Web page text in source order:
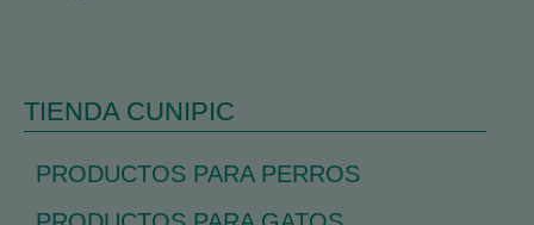
TIENDA CUNIPIC
PRODUCTOS PARA PERROS